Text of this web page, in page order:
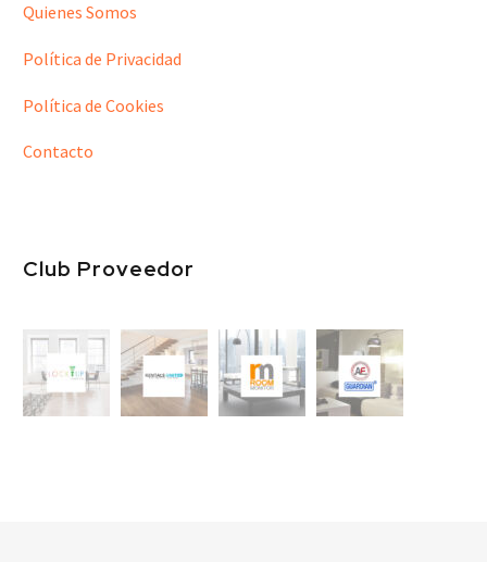
Quienes Somos
Política de Privacidad
Política de Cookies
Contacto
Club Proveedor